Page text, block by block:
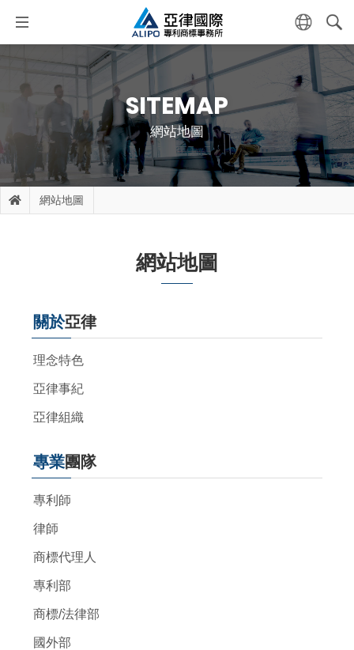
SITEMAP
網站地圖
網站地圖
網站地圖
關於亞律
理念特色
亞律事紀
亞律組織
專業團隊
專利師
律師
商標代理人
專利部
商標/法律部
國外部